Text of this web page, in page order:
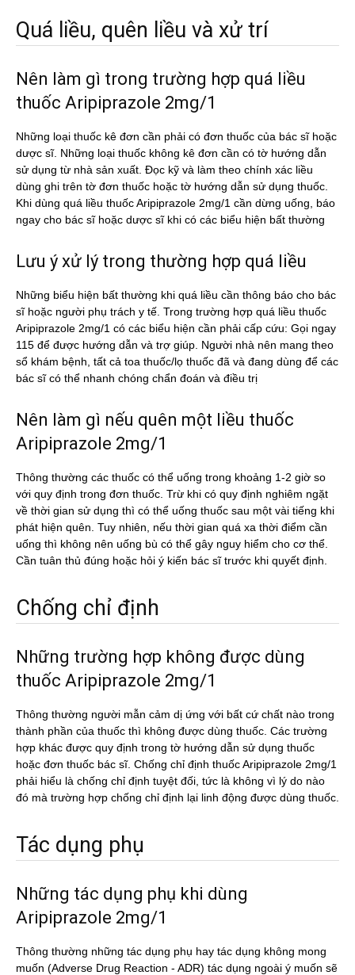
Quá liều, quên liều và xử trí
Nên làm gì trong trường hợp quá liều
thuốc Aripiprazole 2mg/1
Những loại thuốc kê đơn cần phải có đơn thuốc của bác sĩ hoặc
dược sĩ. Những loại thuốc không kê đơn cần có tờ hướng dẫn
sử dụng từ nhà sản xuất. Đọc kỹ và làm theo chính xác liều
dùng ghi trên tờ đơn thuốc hoặc tờ hướng dẫn sử dụng thuốc.
Khi dùng quá liều thuốc Aripiprazole 2mg/1 cần dừng uống, báo
ngay cho bác sĩ hoặc dược sĩ khi có các biểu hiện bất thường
Lưu ý xử lý trong thường hợp quá liều
Những biểu hiện bất thường khi quá liều cần thông báo cho bác
sĩ hoặc người phụ trách y tế. Trong trường hợp quá liều thuốc
Aripiprazole 2mg/1 có các biểu hiện cần phải cấp cứu: Gọi ngay
115 để được hướng dẫn và trợ giúp. Người nhà nên mang theo
sổ khám bệnh, tất cả toa thuốc/lọ thuốc đã và đang dùng để các
bác sĩ có thể nhanh chóng chẩn đoán và điều trị
Nên làm gì nếu quên một liều thuốc
Aripiprazole 2mg/1
Thông thường các thuốc có thể uống trong khoảng 1-2 giờ so
với quy định trong đơn thuốc. Trừ khi có quy định nghiêm ngặt
về thời gian sử dụng thì có thể uống thuốc sau một vài tiếng khi
phát hiện quên. Tuy nhiên, nếu thời gian quá xa thời điểm cần
uống thì không nên uống bù có thể gây nguy hiểm cho cơ thể.
Cần tuân thủ đúng hoặc hỏi ý kiến bác sĩ trước khi quyết định.
Chống chỉ định
Những trường hợp không được dùng
thuốc Aripiprazole 2mg/1
Thông thường người mẫn cảm dị ứng với bất cứ chất nào trong
thành phần của thuốc thì không được dùng thuốc. Các trường
hợp khác được quy định trong tờ hướng dẫn sử dụng thuốc
hoặc đơn thuốc bác sĩ. Chống chỉ định thuốc Aripiprazole 2mg/1
phải hiểu là chống chỉ định tuyệt đối, tức là không vì lý do nào
đó mà trường hợp chống chỉ định lại linh động được dùng thuốc.
Tác dụng phụ
Những tác dụng phụ khi dùng
Aripiprazole 2mg/1
Thông thường những tác dụng phụ hay tác dụng không mong
muốn (Adverse Drug Reaction - ADR) tác dụng ngoài ý muốn sẽ